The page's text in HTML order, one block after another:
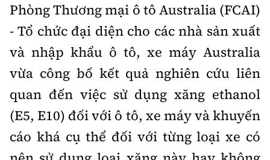
Tổng biên tập:Nguyễn Thị Hồng Nga
Trưởng ban Ô tô - Xe máy:Nguyễn Tiến Mạnh
Giấy phép số: 03/GP-BC, cấp ngày 22/4/2025
Chuyên trang của Báo Xây dựng
Tòa soạn: Số 2 Nguyễn Công Hoan, phường Giảng Võ,
Hà Nội.
Hotline: 0967 376 459;
Liên hệ quảng cáo phát hành: 0915.057.282
Email:
bandoc@baoxaydung.vn
Phòng Thương mại ô tô Australia (FCAI)
- Tổ chức đại diện cho các nhà sản xuất
và nhập khẩu ô tô, xe máy Australia
vừa công bố kết quả nghiên cứu liên
quan đến việc sử dụng xăng ethanol
(E5, E10) đối với ô tô, xe máy và khuyến
cáo khá cụ thể đối với từng loại xe có